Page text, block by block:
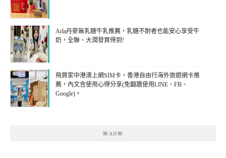
Arla丹麥無乳糖牛乳推薦，乳糖不耐者也能安心享受牛
奶，全聯、大潤發買得到!
飛買家中港澳上網SIM卡，香港自由行海外旅遊網卡推
薦，內文含使用心得分享(免翻牆使用LINE、FB、
Google)。
🌺AD🌺